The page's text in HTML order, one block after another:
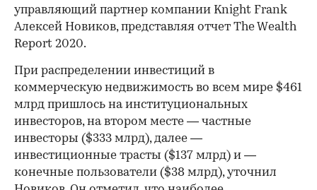
управляющий партнер компании Knight Frank
Алексей Новиков, представляя отчет The Wealth
Report 2020.
При распределении инвестиций в
коммерческую недвижимость во всем мире $461
млрд пришлось на институциональных
инвесторов, на втором месте — частные
инвесторы ($333 млрд), далее —
инвестиционные трасты ($137 млрд) и —
конечные пользователи ($38 млрд), уточнил